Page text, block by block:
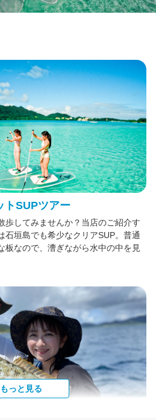
石垣島幻の島シュノーケリング&マリンスポーツ|マンタ・青の洞窟-ライズ石垣島
トSUPツアー
歩してみませんか？当店のご紹介す
石垣島でも希少なクリアSUP。普通
板なので、漕ぎながら水中の中を見
もっと見る